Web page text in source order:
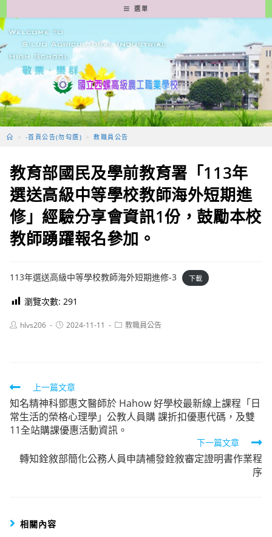
轉
至
要
容
選單
> -首頁公告(勿勾選) > 教職員公告
教育部國民及學前教育署「113年
選送高級中等學校教師海外短期進
修」經驗分享會資訊1份，鼓勵本校
教師踴躍報名參加。
113年選送高級中等學校教師海外短期進修-3 下載
瀏覽次數: 291
Posthlvs206
Post2024-11-11
Post教職員公告
Read
more
articles
上一篇文章
知名精神科鄧惠文醫師於 Hahow 好學校最新線上課程「日
常生活的榮格心理學」公教人員購 課折扣優惠代碼，及雙
11全站購課優惠活動資訊。
下一篇文章
轉知銓敘部簡化公務人員申請補發銓敘審定證明書作業程
序
相關內容